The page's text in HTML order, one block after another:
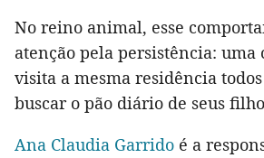
No reino animal, esse
atenção pela persistência:
visita a mesma residência
buscar o pão diário de seus
Ana Claudia Garrido é a